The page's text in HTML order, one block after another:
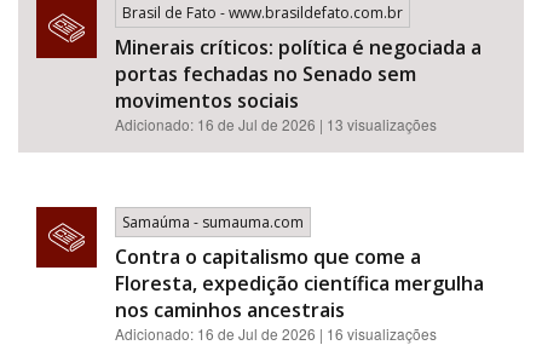
Brasil de Fato - www.brasildefato.com.br
Minerais críticos: política é negociada a
portas fechadas no Senado sem
movimentos sociais
Adicionado: 16 de Jul de 2026 | 13 visualizações
Samaúma - sumauma.com
Contra o capitalismo que come a
Floresta, expedição científica mergulha
nos caminhos ancestrais
Adicionado: 16 de Jul de 2026 | 16 visualizações